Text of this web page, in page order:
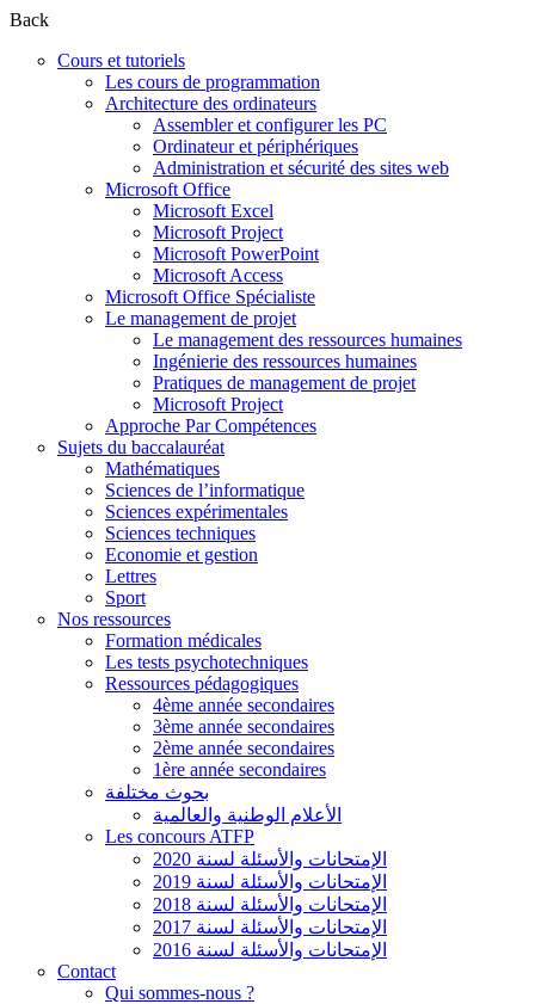
Back
Cours et tutoriels
Les cours de programmation
Architecture des ordinateurs
Assembler et configurer les PC
Ordinateur et périphériques
Administration et sécurité des sites web
Microsoft Office
Microsoft Excel
Microsoft Project
Microsoft PowerPoint
Microsoft Access
Microsoft Office Spécialiste
Le management de projet
Le management des ressources humaines
Ingénierie des ressources humaines
Pratiques de management de projet
Microsoft Project
Approche Par Compétences
Sujets du baccalauréat
Mathématiques
Sciences de l’informatique
Sciences expérimentales
Sciences techniques
Economie et gestion
Lettres
Sport
Nos ressources
Formation médicales
Les tests psychotechniques
Ressources pédagogiques
4ème année secondaires
3ème année secondaires
2ème année secondaires
1ère année secondaires
بحوث مختلفة
الأعلام الوطنية والعالمية
Les concours ATFP
الإمتحانات والأسئلة لسنة 2020
الإمتحانات والأسئلة لسنة 2019
الإمتحانات والأسئلة لسنة 2018
الإمتحانات والأسئلة لسنة 2017
الإمتحانات والأسئلة لسنة 2016
Contact
Qui sommes-nous ?